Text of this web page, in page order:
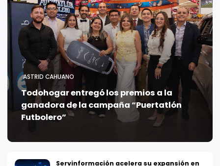
ASTRID CAHUANO
Todohogar entregó los premios a la
ganadora de la campaña “Puertatlón
Futbolero”
Servinformación acelera su expansión en